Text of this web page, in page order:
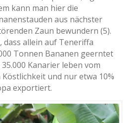
kann man hier die
aus nächster
Zaun bewundern (5).
dass allein auf Teneriffa
Tonnen Bananen geerntet
Kanarier leben vom
und nur etwa 10%
exportiert.